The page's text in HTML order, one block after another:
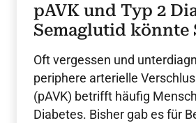
pAVK und Typ 2
Semaglutid könnte
Schritt die
steigern
Oft vergessen und
periphere arterielle
(pAVK) betrifft häufig
Diabetes. Bisher gab es für